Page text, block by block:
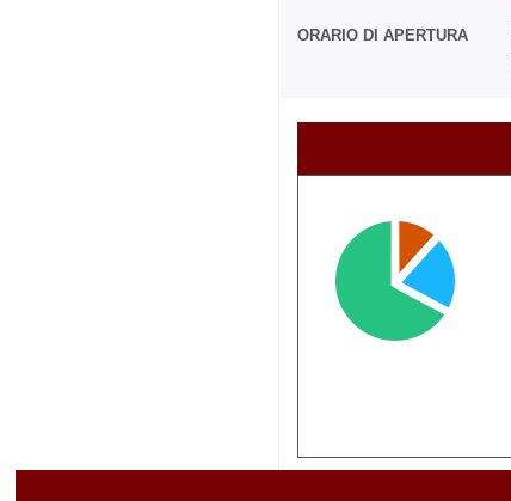
ORARIO DI APERTURA